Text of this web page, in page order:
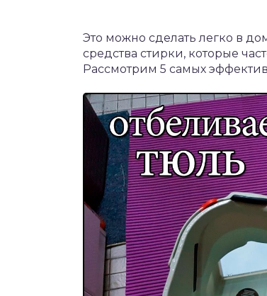
Это можно сделать легко в
средства стирки, которые
Рассмотрим 5 самых